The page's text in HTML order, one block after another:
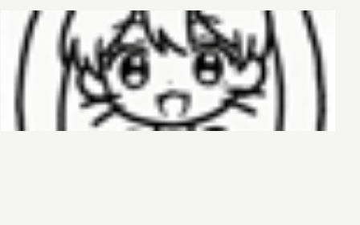
哈基榜
搜索
创建模板